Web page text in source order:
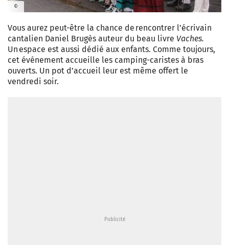
©
Vous aurez peut-être la chance de rencontrer l’écrivain
cantalien Daniel Brugès auteur du beau livre Vaches.
Un espace est aussi dédié aux enfants. Comme toujours,
cet événement accueille les camping-caristes à bras
ouverts. Un pot d’accueil leur est même offert le
vendredi soir.